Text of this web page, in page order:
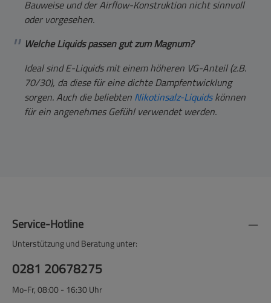
Bauweise und der Airflow-Konstruktion nicht sinnvoll
oder vorgesehen.
Welche Liquids passen gut zum Magnum?
Ideal sind E-Liquids mit einem höheren VG-Anteil (z.B.
70/30), da diese für eine dichte Dampfentwicklung
sorgen. Auch die beliebten Nikotinsalz-Liquidskönnen
für ein angenehmes Gefühl verwendet werden.
Service-Hotline
Unterstützung und Beratung unter:
0281 20678275
Mo-Fr, 08:00 - 16:30 Uhr